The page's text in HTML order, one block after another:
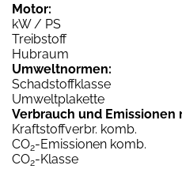
Motor:
kW / PS
Treibstoff
Hubraum
Umweltnormen:
Schadstoffklasse
Umweltplakette
Verbrauch und Emissionen
Kraftstoffverbr. komb.
CO2-Emissionen komb.
CO2-Klasse